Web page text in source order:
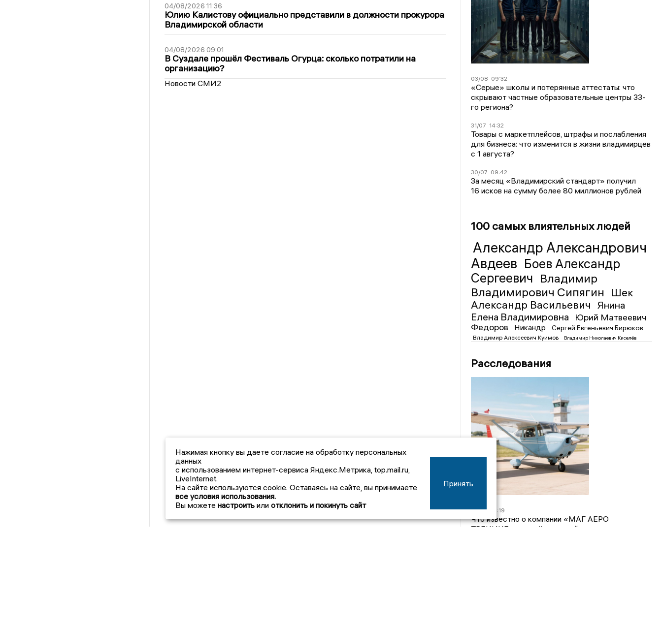
04/08/2026 11:36
Юлию Калистову официально представили в должности прокурора
Владимирской области
04/08/2026 09:01
В Суздале прошёл Фестиваль Огурца: сколько потратили на
организацию?
Новости СМИ2 03/08 09:32
«Серые» школы и потерянные аттестаты: что
скрывают частные образовательные центры 33-
го региона?
31/07 14:32
Товары с маркетплейсов, штрафы и послабления
для бизнеса: что изменится в жизни владимирцев
с 1 августа?
30/07 09:42
За месяц «Владимирский стандарт» получил
16 исков на сумму более 80 миллионов рублей
100 самых влиятельных людей
Александр Александрович
Авдеев Боев Александр
Сергеевич Владимир
Владимирович Сипягин Шек
Александр Васильевич
Янина
Елена Владимировна
Юрий Матвеевич
Федоров
Никандр Сергей Евгеньевич Бирюков
Владимир Алексеевич Куимов Владимир Николаевич Киселёв
Расследования
07/08 16:19
Что известно о компании «МАГ АЕРО
ТРЕНИНГ», самолёт которой потерпел крушение
Нажимая кнопку вы даете согласие на обработку персональных
данных
с использованием интернет-сервиса Яндекс.Метрика, top.mail.ru,
LiveInternet.
На сайте используются cookie. Оставаясь на сайте, вы принимаете
все условия использования.
Вы можете настроить или отклонить и покинуть сайт
Принять